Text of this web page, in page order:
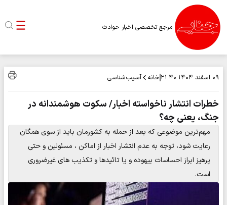
مرجع تخصصی اخبار حوادث
۰۹ اسفند ۱۴۰۴ ۲۱:۴۰ خانه آسیب‌شناسی
خطرات انتشار ناخواسته اخبار/ سکوت هوشمندانه در
جنگ، یعنی چه؟
مهم‌ترین موضوعی که بعد از حمله به کشورمان باید از سوی همگان
رعایت شود، توجه به عدم انتشار اخبار از اماکن ، مسئولین و حتی
پرهیز ابراز احساسات بیهوده و یا تائیدها و تکذیب های غیرضروری
است.